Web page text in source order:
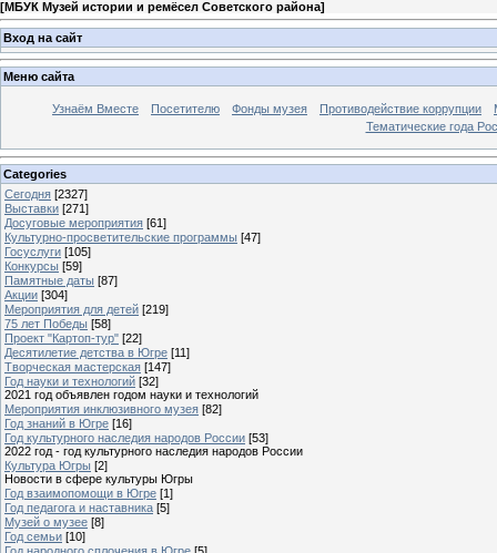
[МБУК Музей истории и ремёсел Советского района]
Вход на сайт
Меню сайта
Узнаём Вместе Посетителю Фонды музея Противодействие коррупции
Тематические года
Categories
Сегодня [2327]
Выставки [271]
Досуговые мероприятия [61]
Культурно-просветительские программы [47]
Госуслуги [105]
Конкурсы [59]
Памятные даты [87]
Акции [304]
Мероприятия для детей [219]
75 лет Победы [58]
Проект "Картоп-тур" [22]
Десятилетие детства в Югре [11]
Творческая мастерская [147]
Год науки и технологий [32]
2021 год объявлен годом науки и технологий
Мероприятия инклюзивного музея [82]
Год знаний в Югре [16]
Год культурного наследия народов России [53]
2022 год - год культурного наследия народов России
Культура Югры [2]
Новости в сфере культуры Югры
Год взаимопомощи в Югре [1]
Год педагога и наставника [5]
Музей о музее [8]
Год семьи [10]